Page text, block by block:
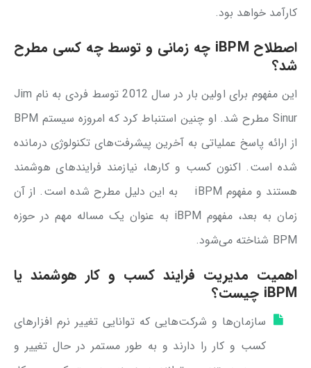
کارآمد خواهد بود.
اصطلاح iBPM چه زمانی و توسط چه کسی مطرح
شد؟
این مفهوم برای اولین بار در سال 2012 توسط فردی به نام Jim
Sinur مطرح شد. او چنین استنباط کرد که امروزه سیستم BPM
از ارائه پاسخ عملیاتی به آخرین پیشرفت‌های تکنولوژی درمانده
شده است. اکنون کسب و کارها، نیازمند فرایندهای هوشمند
هستند و مفهوم iBPM به این دلیل مطرح شده است. از آن
زمان به بعد، مفهوم iBPM به عنوان یک مساله مهم در حوزه
BPM شناخته می‌شود.
اهمیت مدیریت فرایند کسب و کار هوشمند یا
iBPM چیست؟
سازمان‌ها و شرکت‌هایی که توانایی تغییر نرم افزارهای
کسب و کار را دارند و به طور مستمر در حال تغییر و